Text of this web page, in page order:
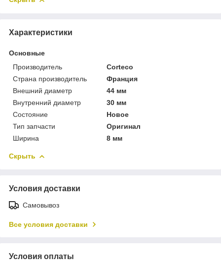
Характеристики
Основные
Производитель
Corteco
Страна производитель
Франция
Внешний диаметр
44 мм
Внутренний диаметр
30 мм
Состояние
Новое
Тип запчасти
Оригинал
Ширина
8 мм
Скрыть
Условия доставки
Самовывоз
Все условия доставки
Условия оплаты